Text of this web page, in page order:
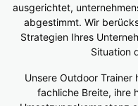
ausgerichtet,
abgestimmt. Wir
Strategien Ihres
Situation
Unsere Outdoor Trainer
fachliche Breite, ihre